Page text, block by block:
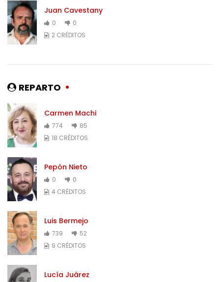
Juan Cavestany
0
0
2 CRÉDITOS
REPARTO
Carmen Machi
774
85
18 CRÉDITOS
Pepón Nieto
0
0
4 CRÉDITOS
Luis Bermejo
739
52
9 CRÉDITOS
Lucía Juárez